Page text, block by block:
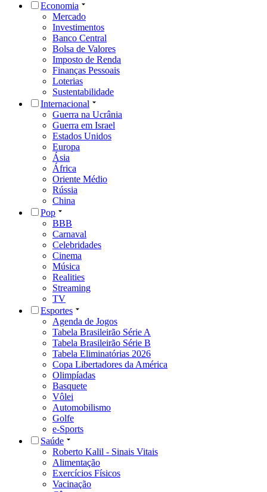
Economia
Mercado
Investimentos
Banco Central
Bolsa de Valores
Imposto de Renda
Finanças Pessoais
Loterias
Sustentabilidade
Internacional
Guerra na Ucrânia
Guerra em Israel
Estados Unidos
Europa
Ásia
África
Oriente Médio
Rússia
China
Pop
BBB
Carnaval
Celebridades
Cinema
Música
Realities
Streaming
TV
Esportes
Agenda de Jogos
Tabela Brasileirão Série A
Tabela Brasileirão Série B
Tabela Eliminatórias 2026
Copa Libertadores da América
Olimpíadas
Basquete
Vôlei
Automobilismo
Golfe
e-Sports
Saúde
Roberto Kalil - Sinais Vitais
Alimentação
Exercícios Físicos
Vacinação